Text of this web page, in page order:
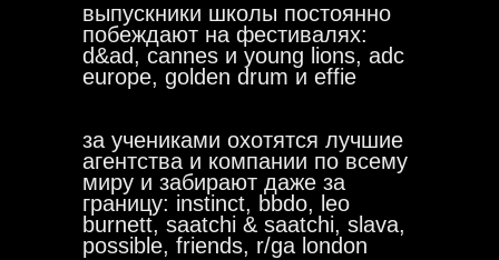
выпускники школы постоянно
побеждают на фестивалях:
d&ad, cannes и young lions, adc
europe, golden drum и effie
за учениками охотятся лучшие
агентства и компании по всему
миру и забирают даже за
границу: instinct, bbdo, leo
burnett, saatchi & saatchi, slava,
possible, friends, r/ga london